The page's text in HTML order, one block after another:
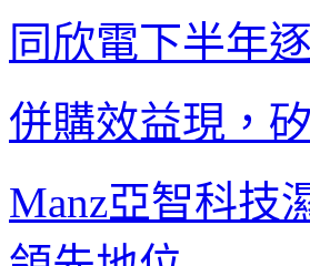
同欣電下半年
併購效益現，
Manz亞智科技